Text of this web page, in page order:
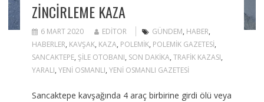
ZINCIRLEME KAZA
6 MART 2020 EDITOR GÜNDEM, HABER,
HABERLER, KAVŞAK, KAZA, POLEMIK, POLEMIK GAZETESI,
SANCAKTEPE, ŞILE OTOBANI, SON DAKIKA, TRAFIK KAZASI,
YARALI, YENI OSMANLI, YENI OSMANLI GAZETESI
Sancaktepe kavşağında 4 araç birbirine girdi ölü veya